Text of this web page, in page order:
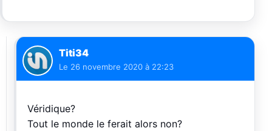
Titi34
Le 26 novembre 2020 à 22:23
Véridique?
Tout le monde le ferait alors non?